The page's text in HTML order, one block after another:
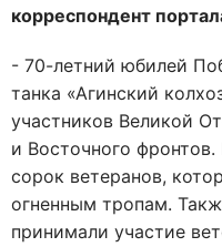
корреспондент
- 70-летний юбилей
танка «Агинский
участников Великой
и Восточного фронтов.
сорок ветеранов,
огненным тропам.
принимали участие